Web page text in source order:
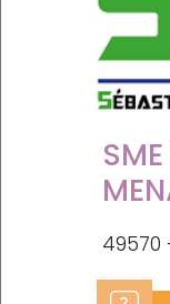
49570